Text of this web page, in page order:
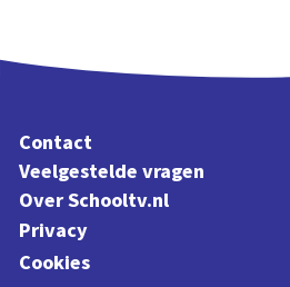
Contact
Veelgestelde vragen
Over Schooltv.nl
Privacy
Cookies